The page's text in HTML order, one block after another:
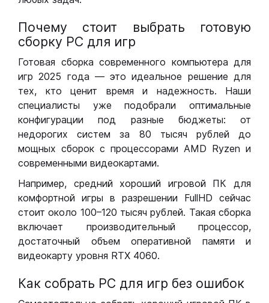
Почему стоит выбрать готовую
сборку РС для игр
Готовая сборка современного компьютера для
игр 2025 года — это идеальное решение для
тех, кто ценит время и надежность. Наши
специалисты уже подобрали оптимальные
конфигурации под разные бюджеты: от
недорогих систем за 80 тысяч рублей до
мощных сборок с процессорами AMD Ryzen и
современными видеокартами.
Например, средний хороший игровой ПК для
комфортной игры в разрешении FullHD сейчас
стоит около 100–120 тысяч рублей. Такая сборка
включает производительный процессор,
достаточный объем оперативной памяти и
видеокарту уровня RTX 4060.
Как собрать РС для игр без ошибок